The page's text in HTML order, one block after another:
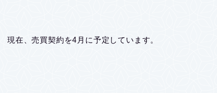
現在、売買契約を4月に予定しています。